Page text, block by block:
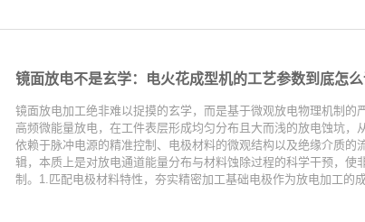
镜面放电不是玄学：电火花成型机的工艺参数到底怎么
镜面放电加工绝非难以捉摸的玄学，而是基于微观放电物理机制的
高频微能量放电，在工件表层形成均匀分布且大而浅的放电蚀坑，
依赖于脉冲电源的精准控制、电极材料的微观结构以及绝缘介质的
辑，本质上是对放电通道能量分布与材料蚀除过程的科学干预，使
制。1.匹配电极材料特性，夯实精密加工基础电极作为放电加工的